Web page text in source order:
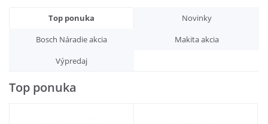
novinka v ponuke
Top ponuka
Novinky
Bosch Náradie akcia
Makita akcia
Výpredaj
Top ponuka